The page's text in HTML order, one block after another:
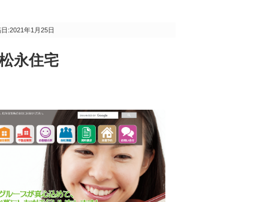
:2021年1月25日
永住宅